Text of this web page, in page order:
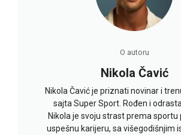
O autoru
Nikola Čavić
Nikola Čavić je priznati novinar i
sajta Super Sport. Rođen i
Nikola je svoju strast prema sportu
uspešnu karijeru, sa višegodišnjim